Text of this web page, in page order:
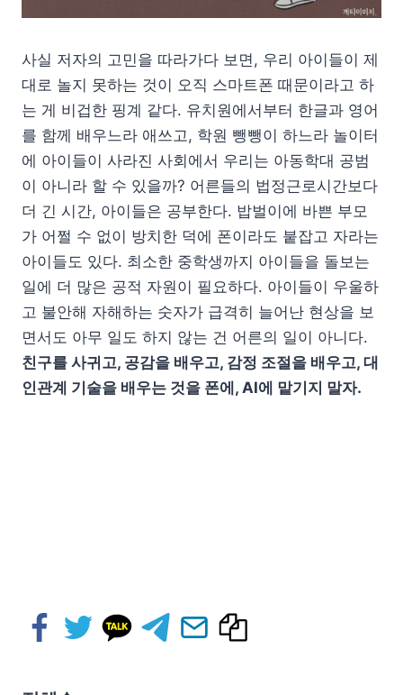
사실 저자의 고민을 따라가다 보면, 우리 아이들이 제
대로 놀지 못하는 것이 오직 스마트폰 때문이라고 하
는 게 비겁한 핑계 같다. 유치원에서부터 한글과 영어
를 함께 배우느라 애쓰고, 학원 뺑뺑이 하느라 놀이터
에 아이들이 사라진 사회에서 우리는 아동학대 공범
이 아니라 할 수 있을까? 어른들의 법정근로시간보다
더 긴 시간, 아이들은 공부한다. 밥벌이에 바쁜 부모
가 어쩔 수 없이 방치한 덕에 폰이라도 붙잡고 자라는
아이들도 있다. 최소한 중학생까지 아이들을 돌보는
일에 더 많은 공적 자원이 필요하다. 아이들이 우울하
고 불안해 자해하는 숫자가 급격히 늘어난 현상을 보
면서도 아무 일도 하지 않는 건 어른의 일이 아니다.
친구를 사귀고, 공감을 배우고, 감정 조절을 배우고, 대
인관계 기술을 배우는 것을 폰에, AI에 맡기지 말자.